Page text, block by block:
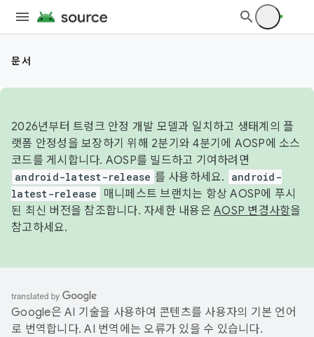
문서
2026년부터 트렁크 안정 개발 모델과 일치하고 생태계의 플
랫폼 안정성을 보장하기 위해 2분기와 4분기에 AOSP에 소스
코드를 게시합니다. AOSP를 빌드하고 기여하려면
android-latest-release 를 사용하세요.
android-
latest-release
매니페스트 브랜치는 항상 AOSP에 푸시
된 최신 버전을 참조합니다. 자세한 내용은 AOSP 변경사항을
참고하세요.
Google은 AI 기술을 사용하여 콘텐츠를 사용자의 기본 언어
로 번역합니다. AI 번역에는 오류가 있을 수 있습니다.